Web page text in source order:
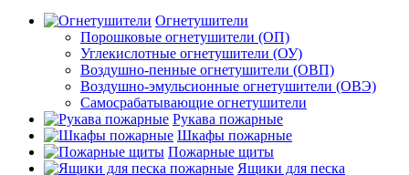
Огнетушители
Порошковые огнетушители (ОП)
Углекислотные огнетушители (ОУ)
Воздушно-пенные огнетушители (ОВП)
Воздушно-эмульсионные огнетушители (ОВЭ)
Самосрабатывающие огнетушители
Рукава пожарные
Шкафы пожарные
Пожарные щиты
Ящики для песка